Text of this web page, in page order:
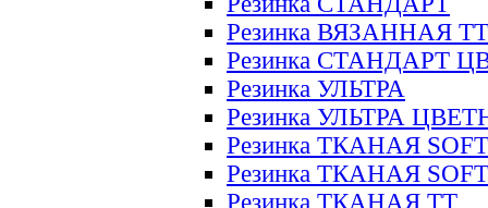
Резинка ВЯЗАННАЯ ТТ
Резинка СТАНДАРТ
Резинка УЛЬТРА
Резинка УЛЬТРА
Резинка ТКАНАЯ SOFT
Резинка ТКАНАЯ
Резинка ТКАНАЯ ТТ